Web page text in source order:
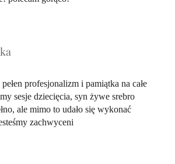
profesjonalizm i pamiątka na całe
sesje dziecięcia, syn żywe srebro
ale mimo to udało się wykonać
zachwyceni